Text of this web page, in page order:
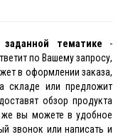
тематике -
по Вашему запросу,
в оформлении заказа,
складе или предложит
обзор продукта
же вы можете в удобное
звонок или написать и